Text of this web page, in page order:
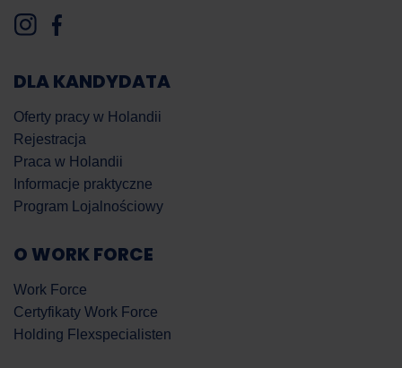
DLA KANDYDATA
Oferty pracy w Holandii
Rejestracja
Praca w Holandii
Informacje praktyczne
Program Lojalnościowy
O WORK FORCE
Work Force
Certyfikaty Work Force
Holding Flexspecialisten